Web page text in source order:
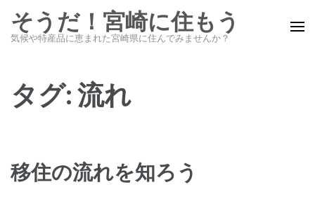
テ
プ
そうだ！宮崎に住もう
気候や特産品に恵まれた宮崎県に住んでみませんか？
タグ:流れ
移住の流れを知ろう